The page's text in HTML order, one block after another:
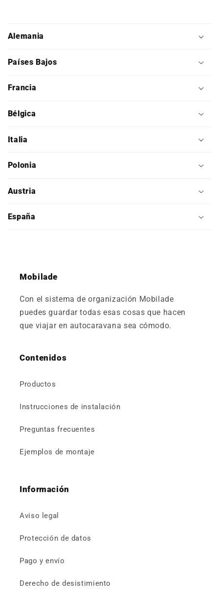
Alemania
Países Bajos
Francia
Bélgica
Italia
Polonia
Austria
España
Mobilade
Con el sistema de organización Mobilade
puedes guardar todas esas cosas que hacen
que viajar en autocaravana sea cómodo.
Contenidos
Productos
Instrucciones de instalación
Preguntas frecuentes
Ejemplos de montaje
Información
Aviso legal
Protección de datos
Pago y envío
Derecho de desistimiento